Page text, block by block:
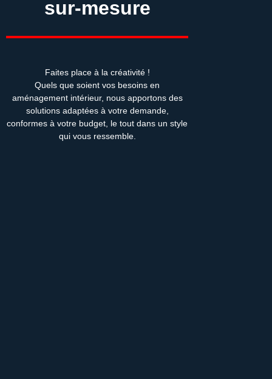
sur-mesure
Faites place à la créativité !
Quels que soient vos besoins en
aménagement intérieur, nous apportons des
solutions adaptées à votre demande,
conformes à votre budget, le tout dans un style
qui vous ressemble.